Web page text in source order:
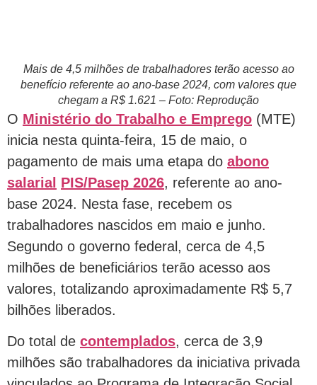
Mais de 4,5 milhões de trabalhadores terão acesso ao
benefício referente ao ano-base 2024, com valores que
chegam a R$ 1.621 – Foto: Reprodução
O Ministério do Trabalho e Emprego (MTE)
inicia nesta quinta-feira, 15 de maio, o
pagamento de mais uma etapa do abono
salarial PIS/Pasep 2026, referente ao ano-
base 2024. Nesta fase, recebem os
trabalhadores nascidos em maio e junho.
Segundo o governo federal, cerca de 4,5
milhões de beneficiários terão acesso aos
valores, totalizando aproximadamente R$ 5,7
bilhões liberados.
Do total de contemplados, cerca de 3,9
milhões são trabalhadores da iniciativa privada